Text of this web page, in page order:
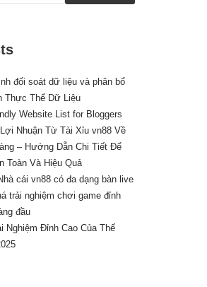
đối soát dữ liệu và phân bổ
Thực Thể Dữ Liệu
Website List for Bloggers
Nhuận Từ Tài Xỉu vn88 Về
– Hướng Dẫn Chi Tiết Để
Toàn Và Hiệu Quả
cái vn88 có đa dạng bàn live
trải nghiệm chơi game đỉnh
đầu
Nghiệm Đỉnh Cao Của Thế